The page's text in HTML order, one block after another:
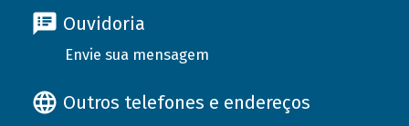
Ouvidoria
Envie sua mensagem
Outros telefones e endereços